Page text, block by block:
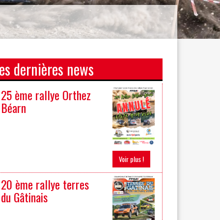
dernières news
25 ème rallye Orthez
Béarn
Voir plus !
20 ème rallye terres
du Gâtinais